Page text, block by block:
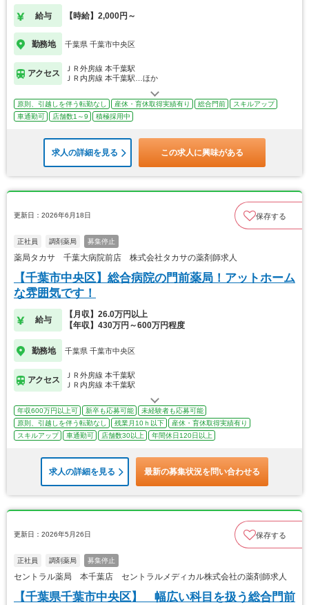
給与 【時給】2,000円～
勤務地 千葉県 千葉市中央区
アクセス
ＪＲ外房線 本千葉駅
ＪＲ内房線 本千葉駅…ほか
原則、引越しを伴う転勤なし 産休・育休取得実績有り 総合門前
スキルアップ
車通勤可
店舗数1～9 積極採用中
求人の詳細を見る この求人に興味がある
更新日：2026年6月18日 保存する
正社員 調剤薬局 募集停止
薬局タカサ 千葉大病院前店 株式会社タカサの薬剤師求人
【千葉市中央区】総合病院の門前薬局！アットホーム
な雰囲気です！
給与
【月収】26.0万円以上
【年収】430万円～600万円程度
勤務地 千葉県 千葉市中央区
アクセス
ＪＲ外房線 本千葉駅
ＪＲ内房線 本千葉駅
年収600万円以上可 新卒も応募可能
未経験者も応募可能
原則、引越しを伴う転勤なし
残業月10ｈ以下
産休・育休取得実績有り
スキルアップ
車通勤可 店舗数30以上 年間休日120日以上
求人の詳細を見る 最新の募集状況を問い合わせる
更新日：2026年5月26日 保存する
正社員 調剤薬局 募集停止
セントラル薬局 本千葉店 セントラルメディカル株式会社の薬剤師求人
【千葉県千葉市中央区】 幅広い科目を扱う総合門前